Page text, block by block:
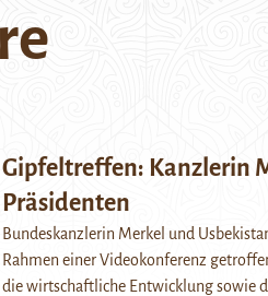
Gipfeltreffen: Kanzlerin
Präsidenten
Bundeskanzlerin Merkel und
Rahmen einer Videokonferenz
die wirtschaftliche Entwicklung sowie